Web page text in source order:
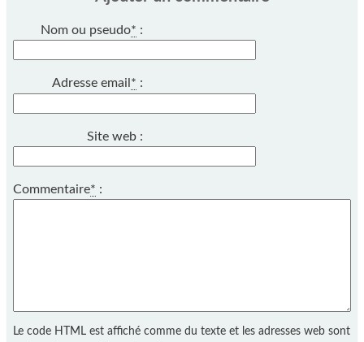
Nom ou pseudo* :
Adresse email * :
Site web :
Commentaire* :
Le code HTML est affiché comme du texte et les adresses web sont